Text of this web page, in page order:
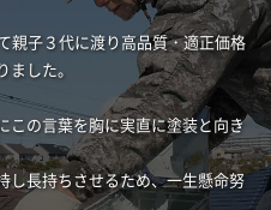
親子３代に渡り高品質・適正価格
した。
この言葉を胸に実直に塗装と向き
し長持ちさせるため、一生懸命努